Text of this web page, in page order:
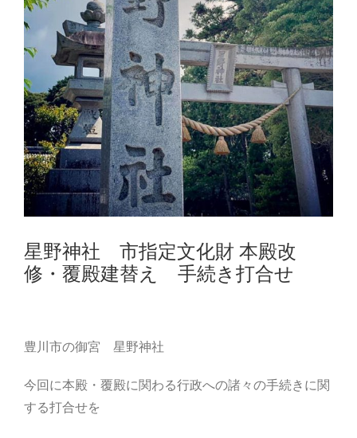
星野神社 市指定文化財 本殿改
修・覆殿建替え 手続き打合せ
豊川市の御宮 星野神社
今回に本殿・覆殿に関わる行政への諸々の手続きに関
する打合せを